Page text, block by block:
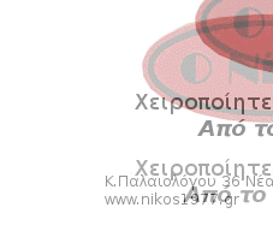
SL2: Η μέρα και ο
August
Δείτε την
August
KARA